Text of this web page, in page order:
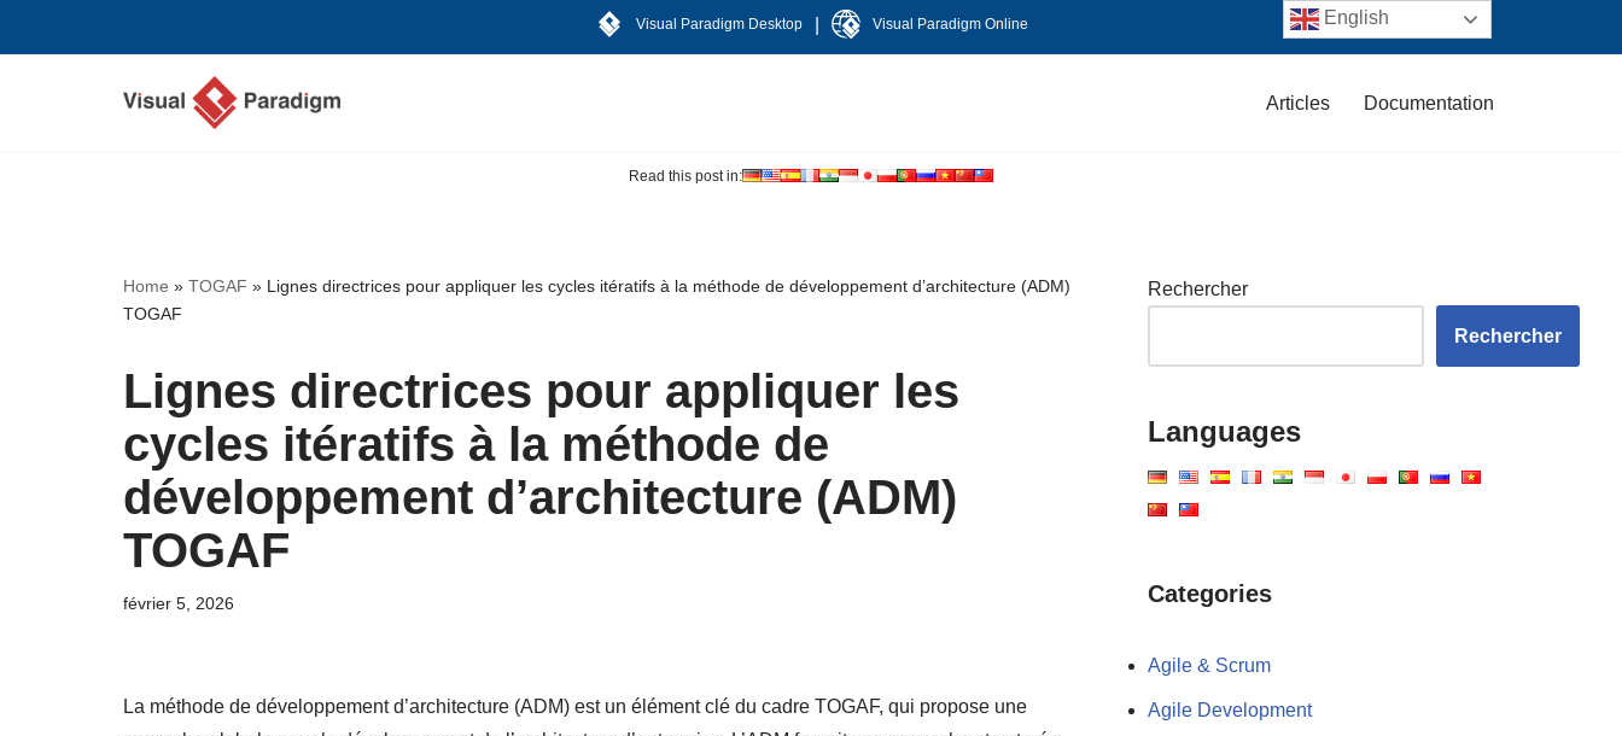
Visual Paradigm Desktop Visual Paradigm Online
Articles Documentation
Read this post in:
Home » TOGAF » Lignes directrices pour appliquer les cycles itératifs à la méthode de développement d’architecture (ADM)
TOGAF
Lignes directrices pour appliquer les
cycles itératifs à la méthode de
développement d’architecture (ADM)
TOGAF
février 5, 2026
La méthode de développement d’architecture (ADM) est un élément clé du cadre TOGAF, qui propose une
Rechercher
Rechercher
Languages
Categories
Agile & Scrum
Agile Development
English